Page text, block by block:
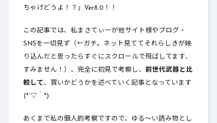
ちゃけどうよ！？」Ver8.0！！
この記事では、私まさてぃーが他サイト様やブログ・
SNSを一切見ず（←ガチ。ネット見ててそれらしきが映
り込んだと思ったらすぐにスクロールで飛ばしてます、
すみません！）、完全に初見で考察し、 前世代武器と比
較して、買いかどうかを述べていく記事となっています
(*´▽｀*)
あくまで私の個人的考察ですので、ゆる～い読み物とし